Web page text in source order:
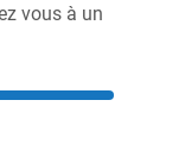
vous à un